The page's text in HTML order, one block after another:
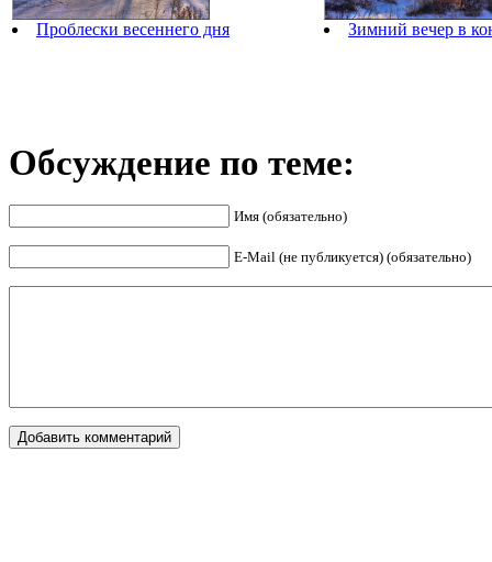
Проблески весеннего дня Зимний вечер в
Обсуждение по теме:
Имя (обязательно)
E-Mail (не публикуется) (обязательно)